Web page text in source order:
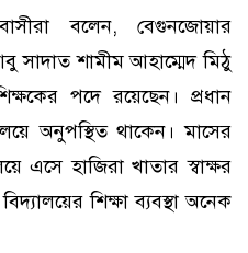
বলেন, বেগুনজোয়ার
সাদাত শামীম আহাম্মেদ মিঠু
পদে রয়েছেন। প্রধান
অনুপস্থিত থাকেন। মাসের
এসে হাজিরা খাতার স্বাক্ষর
শিক্ষা ব্যবস্থা অনেক